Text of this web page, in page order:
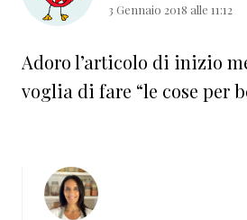
3 Gennaio 2018 alle 11:12
Adoro l’articolo di inizio
voglia di fare “le cose per